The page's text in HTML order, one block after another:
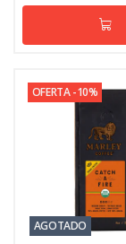
OFERTA -10%
AGOTADO